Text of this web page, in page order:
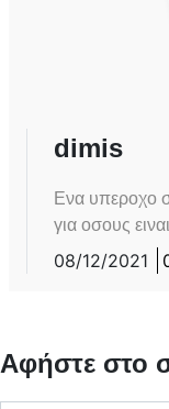
dimis
Ενα υπεροχο
για οσους
08/12/2021
Αφήστε στο